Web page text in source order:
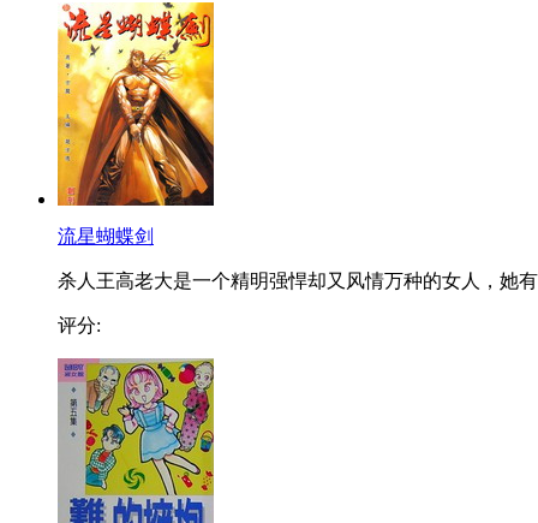
流星蝴蝶剑
杀人王高老大是一个精明强悍却又风情万种的女人，她
评分: